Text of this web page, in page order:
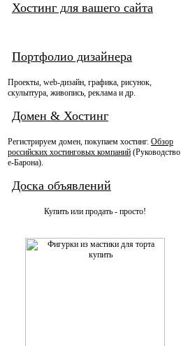
Хостинг для вашего сайта
Портфолио дизайнера
Проекты, web-дизайн, графика, рисунок,
скульптура, живопись, реклама и др.
Домен & Хостинг
Регистрируем домен, покупаем хостинг. Обзор
российских хостинговых компаний (Руководство
e-Барона).
Доска объявлений
Купить или продать - просто!